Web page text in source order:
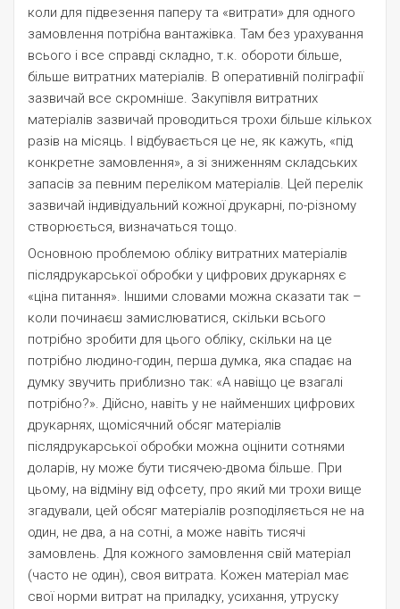
коли для підвезення паперу та «витрати» для одного
замовлення потрібна вантажівка. Там без урахування
всього і все справді складно, т.к. обороти більше,
більше витратних матеріалів. В оперативній поліграфії
зазвичай все скромніше. Закупівля витратних
матеріалів зазвичай проводиться трохи більше кількох
разів на місяць. І відбувається це не, як кажуть, «під
конкретне замовлення», а зі зниженням складських
запасів за певним переліком матеріалів. Цей перелік
зазвичай індивідуальний кожної друкарні, по-різному
створюється, визначаться тощо.
Основною проблемою обліку витратних матеріалів
післядрукарської обробки у цифрових друкарнях є
«ціна питання». Іншими словами можна сказати так –
коли починаєш замислюватися, скільки всього
потрібно зробити для цього обліку, скільки на це
потрібно людино-годин, перша думка, яка спадає на
думку звучить приблизно так: «А навіщо це взагалі
потрібно?». Дійсно, навіть у не найменших цифрових
друкарнях, щомісячний обсяг матеріалів
післядрукарської обробки можна оцінити сотнями
доларів, ну може бути тисячею-двома більше. При
цьому, на відміну від офсету, про який ми трохи вище
згадували, цей обсяг матеріалів розподіляється не на
один, не два, а на сотні, а може навіть тисячі
замовлень. Для кожного замовлення свій матеріал
(часто не один), своя витрата. Кожен матеріал має
свої норми витрат на приладку, усихання, утруску